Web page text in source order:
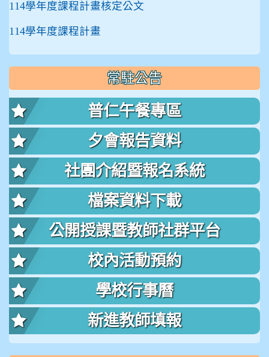
114學年度課程計畫核定公文
114學年度課程計畫
常駐公告
普仁午餐專區
夕會報告資料
社團介紹暨報名系統
檔案資料下載
公開授課暨教師社群平台
校內活動預約
學校行事曆
新進教師填報